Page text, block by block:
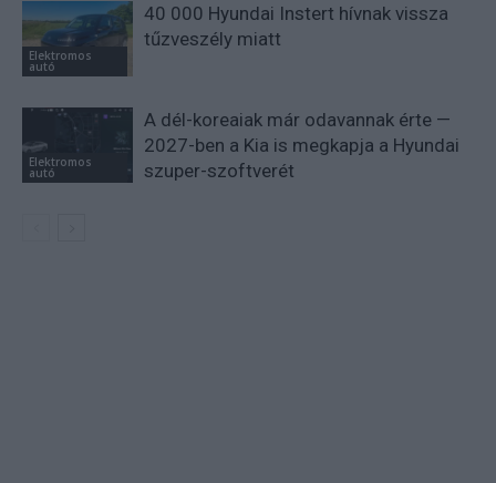
Elektromos
autó
40 000 Hyundai Instert hívnak vissza
tűzveszély miatt
Elektromos
autó
A dél-koreaiak már odavannak érte —
2027-ben a Kia is megkapja a Hyundai
szuper-szoftverét